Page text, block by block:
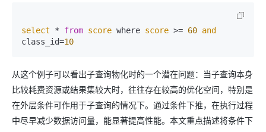
select * from score where score >= 60 and
class_id=10
从这个例子可以看出子查询物化时的一个潜在问题：当子查询本身
比较耗费资源或结果集较大时，往往存在较高的优化空间，特别是
在外层条件可作用于子查询的情况下。通过条件下推，在执行过程
中尽早减少数据访问量，能显著提高性能。本文重点描述将条件下